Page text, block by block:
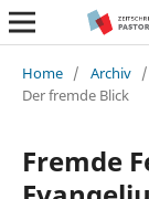
Home / Archiv /
Der fremde Blick
Fremde